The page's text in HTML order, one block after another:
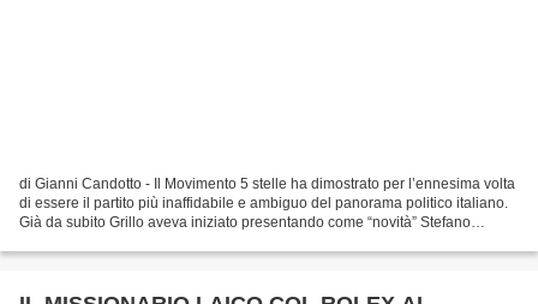
di Gianni Candotto - Il Movimento 5 stelle ha dimostrato per l’ennesima volta
di essere il partito più inaffidabile e ambiguo del panorama politico italiano.
Già da subito Grillo aveva iniziato presentando come “novità” Stefano